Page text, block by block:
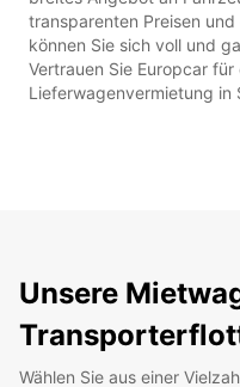
transparenten Preisen
können Sie sich voll und
Vertrauen Sie Europcar
Lieferwagenvermietung in
Unsere
Wählen Sie aus einer